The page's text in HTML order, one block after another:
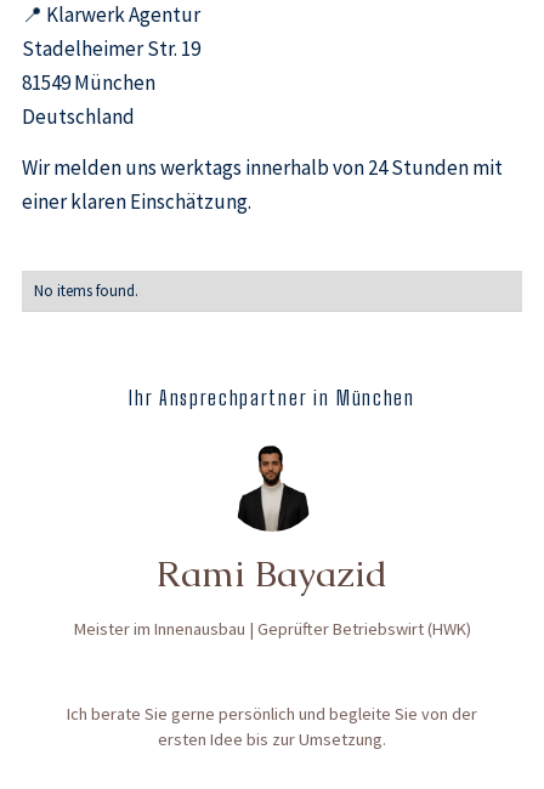
📍 Klarwerk Agentur
Stadelheimer Str. 19
81549 München
Deutschland
Wir melden uns werktags innerhalb von 24 Stunden mit
einer klaren Einschätzung.
No items found.
Ihr Ansprechpartner in München
Rami Bayazid
Meister im Innenausbau | Geprüfter Betriebswirt (HWK)
Ich berate Sie gerne persönlich und begleite Sie von der
ersten Idee bis zur Umsetzung.